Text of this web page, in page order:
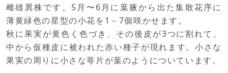
雌雄異株です。5月〜6月に葉腋から出た集散花序に
薄黄緑色の星型の小花を1－7個咲かせます。
秋に果実が黄色く色づき、その後皮が3つに割れて、
中から仮種皮に被われた赤い種子が現れます。小さな
果実の周りに小さな萼片が葉のようについています。